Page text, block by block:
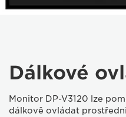
Dálkové
Monitor DP-V3120 lze
dálkově ovládat